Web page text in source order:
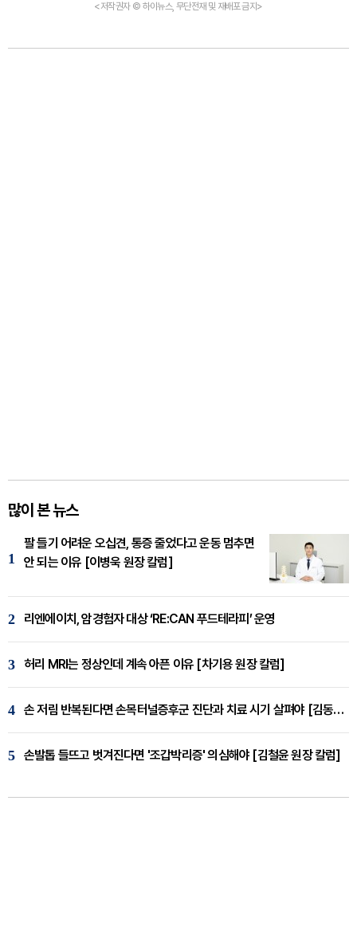
<저작권자 © 하이뉴스, 무단전재 및 재배포 금지>
많이 본 뉴스
1
팔 들기 어려운 오십견, 통증 줄었다고 운동 멈추면
안 되는 이유 [이병욱 원장 칼럼]
2 리엔에이치, 암경험자 대상 ‘RE:CAN 푸드테라피’ 운영
3 허리 MRI는 정상인데 계속 아픈 이유 [차기용 원장 칼럼]
4 손 저림 반복된다면 손목터널증후군 진단과 치료 시기 살펴야 [김동현 원장 칼럼]
5 손발톱 들뜨고 벗겨진다면 '조갑박리증' 의심해야 [김철윤 원장 칼럼]